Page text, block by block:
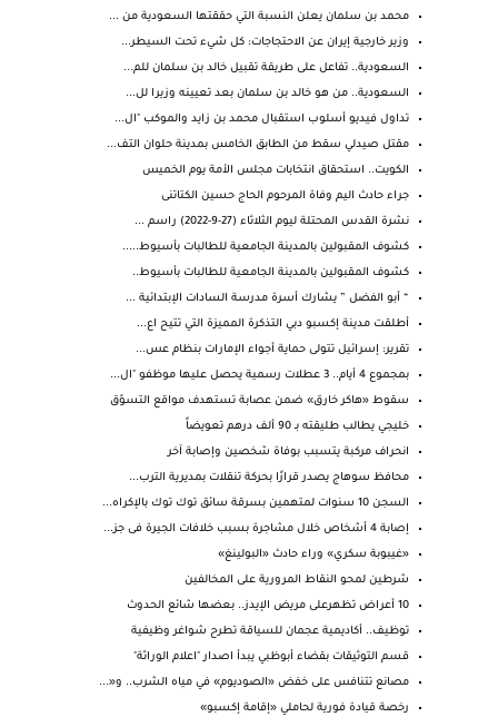
محمد بن سلمان يعلن النسبة التي حققتها السعودية من ...
وزير خارجية إيران عن الاحتجاجات: كل شيء تحت السيطر...
السعودية.. تفاعل على طريقة تقبيل خالد بن سلمان للم...
السعودية.. من هو خالد بن سلمان بعد تعيينه وزيرا لل...
تداول فيديو أسلوب استقبال محمد بن زايد والموكب "ال...
مقتل صيدلي سقط من الطابق الخامس بمدينة حلوان التف...
الكويت.. استحقاق انتخابات مجلس الأمة يوم الخميس
جراء حادث اليم وفاة المرحوم الحاج حسين الكتاتنى
نشرة القدس المحتلة ليوم الثلاثاء (27-9-2022) راسم ...
كشوف المقبولين بالمدينة الجامعية للطالبات بأسيوط.....
كشوف المقبولين بالمدينة الجامعية للطالبات بأسيوط..
“ أبو الفضل ” يشارك أسرة مدرسة السادات الإبتدائية ...
أطلقت مدينة إكسبو دبي التذكرة المميزة التي تتيح اع...
تقرير: إسرائيل تتولى حماية أجواء الإمارات بنظام عس...
بمجموع 4 أيام.. 3 عطلات رسمية يحصل عليها موظفو "ال...
سقوط «هاكر خارق» ضمن عصابة تستهدف مواقع التسوّق
خليجي يطالب طليقته بـ 90 ألف درهم تعويضاً
انحراف مركبة يتسبب بوفاة شخصين وإصابة آخر
محافظ سوهاج يصدر قرارًا بحركة تنقلات بمديرية الترب...
السجن 10 سنوات لمتهمين بسرقة سائق توك توك بالإكراه...
إصابة 4 أشخاص خلال مشاجرة بسبب خلافات الجيرة فى جز...
«غيبوبة سكري» وراء حادث «البولينغ»
شرطين لمحو النقاط المرورية على المخالفين
10 أعراض تظهرعلى مريض الإيدز.. بعضها شائع الحدوث
توظيف.. أكاديمية عجمان للسياقة تطرح شواغر وظيفية
قسم التوثيقات بقضاء أبوظبي يبدأ اصدار "اعلام الوراثة"
مصانع تتنافس على خفض «الصوديوم» في مياه الشرب.. و«...
رخصة قيادة فورية لحاملي «إقامة إكسبو»